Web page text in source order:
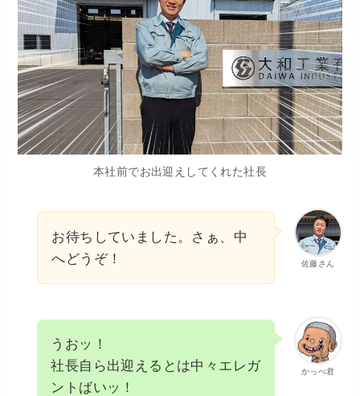
本社前でお出迎えしてくれた社長
佐藤さん
お待ちしていました。さぁ、中
へどうぞ！
かっぺ君
うおッ！
社長自ら出迎えるとは中々エレガ
ントばいッ！